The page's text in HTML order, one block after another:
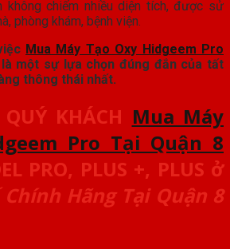
không chiếm nhiều diện tích, được sử
phòng khám, bệnh viện.
Mua Máy Tạo Oxy Hidgeem Pro
là một sự lựa chọn đúng đắn của tất
thông thái nhất.
KHÁCH Mua Máy
Pro Tại Quận 8
PRO, PLUS +, PLUS ở
Chính Hãng Tại Quận 8